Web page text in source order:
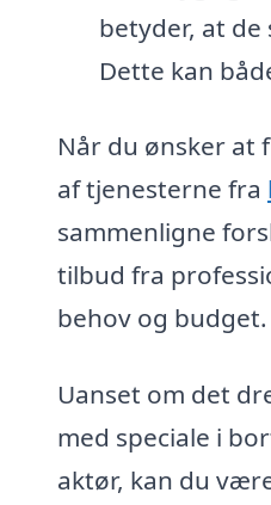
betyder, at
Dette kan
Når du ønsker at
af tjenesterne fra
sammenligne
tilbud fra
behov og budget.
Uanset om det
med speciale i
aktør, kan du